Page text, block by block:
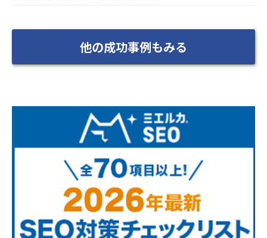
他の成功事例もみる